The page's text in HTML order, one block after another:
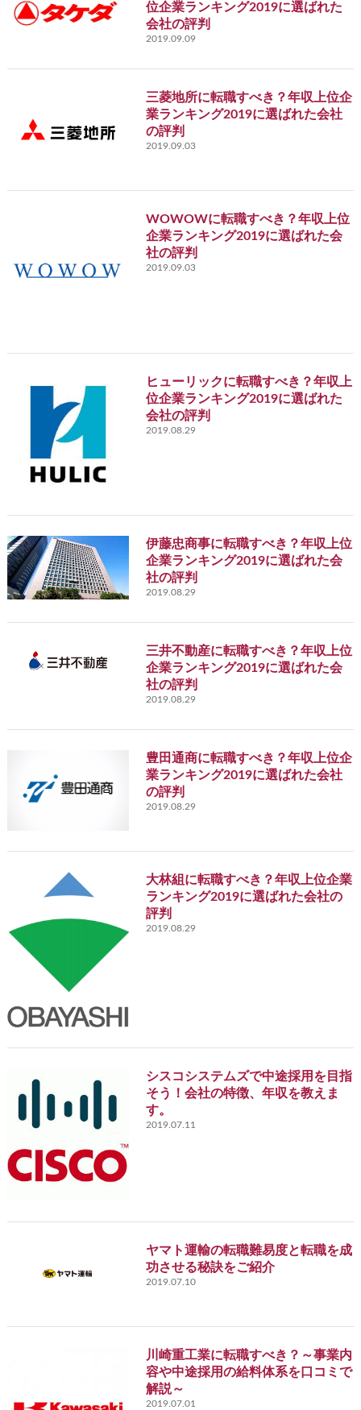
位企業ランキング2019に選ばれた
会社の評判
2019.09.09
三菱地所に転職すべき？年収上位企
業ランキング2019に選ばれた会社
の評判
2019.09.03
WOWOWに転職すべき？年収上位
企業ランキング2019に選ばれた会
社の評判
2019.09.03
ヒューリックに転職すべき？年収上
位企業ランキング2019に選ばれた
会社の評判
2019.08.29
伊藤忠商事に転職すべき？年収上位
企業ランキング2019に選ばれた会
社の評判
2019.08.29
三井不動産に転職すべき？年収上位
企業ランキング2019に選ばれた会
社の評判
2019.08.29
豊田通商に転職すべき？年収上位企
業ランキング2019に選ばれた会社
の評判
2019.08.29
大林組に転職すべき？年収上位企業
ランキング2019に選ばれた会社の
評判
2019.08.29
シスコシステムズで中途採用を目指
そう！会社の特徴、年収を教えま
す。
2019.07.11
ヤマト運輸の転職難易度と転職を成
功させる秘訣をご紹介
2019.07.10
川崎重工業に転職すべき？～事業内
容や中途採用の給料体系を口コミで
解説～
2019.07.01